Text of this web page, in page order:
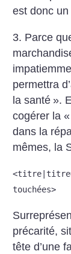
est donc
3. Parce
permettra
la santé ».
cogérer la «
dans la
mêmes, la
touchées>
précarité,
tête d’une